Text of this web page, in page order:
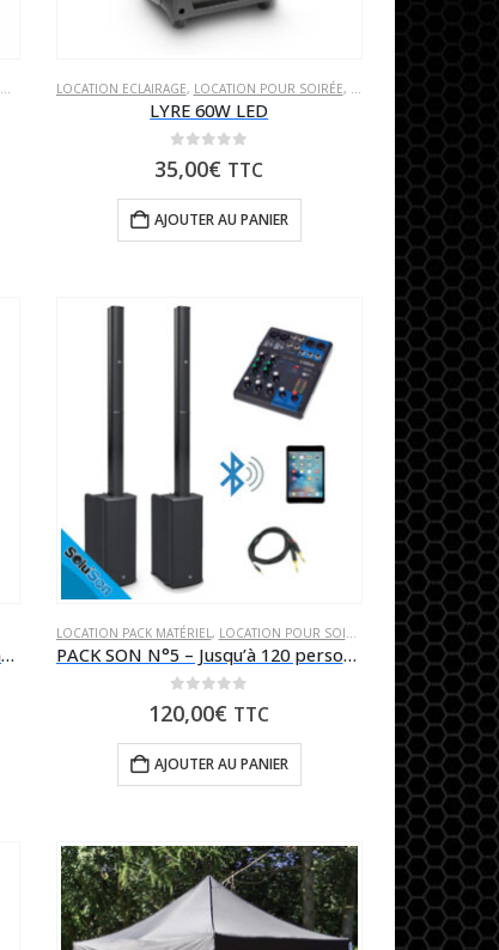
,LOCATION POUR SOIRÉE,PROJECTEURS À LED
LOCATION ECLAIRAGE, LOCATION POUR SOIRÉE, PROJECTEURS À LED
LYRE 60W LED
35,00€ TTC
AJOUTER AU PANIER
PACK SON N°2 – Jusqu’à 60 personnes
LOCATION PACK MATÉRIEL, LOCATION POUR SOIRÉE
PACK SON N°5 – Jusqu’à 120 personnes
120,00€ TTC
AJOUTER AU PANIER